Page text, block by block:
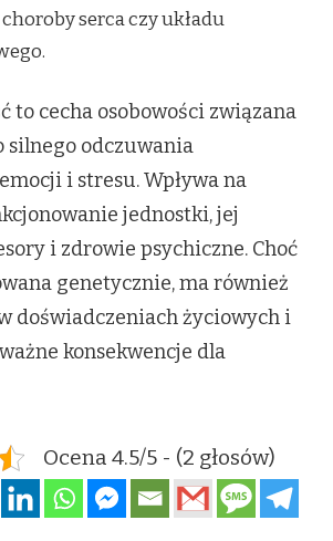
serca czy układu
to cecha osobowości związana
silnego odczuwania
i stresu. Wpływa na
jednostki, jej
i zdrowie psychiczne. Choć
genetycznie, ma również
doświadczeniach życiowych i
konsekwencje dla
Ocena 4.5/5 - (2 głosów)